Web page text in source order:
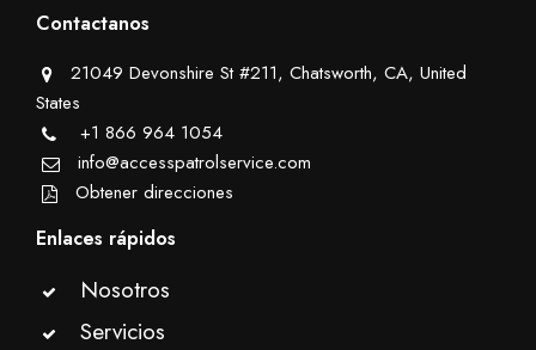
Contactanos
21049 Devonshire St #211, Chatsworth, CA, United
States
+1 866 964 1054
info@accesspatrolservice.com
Obtener direcciones
Enlaces rápidos
Nosotros
Servicios